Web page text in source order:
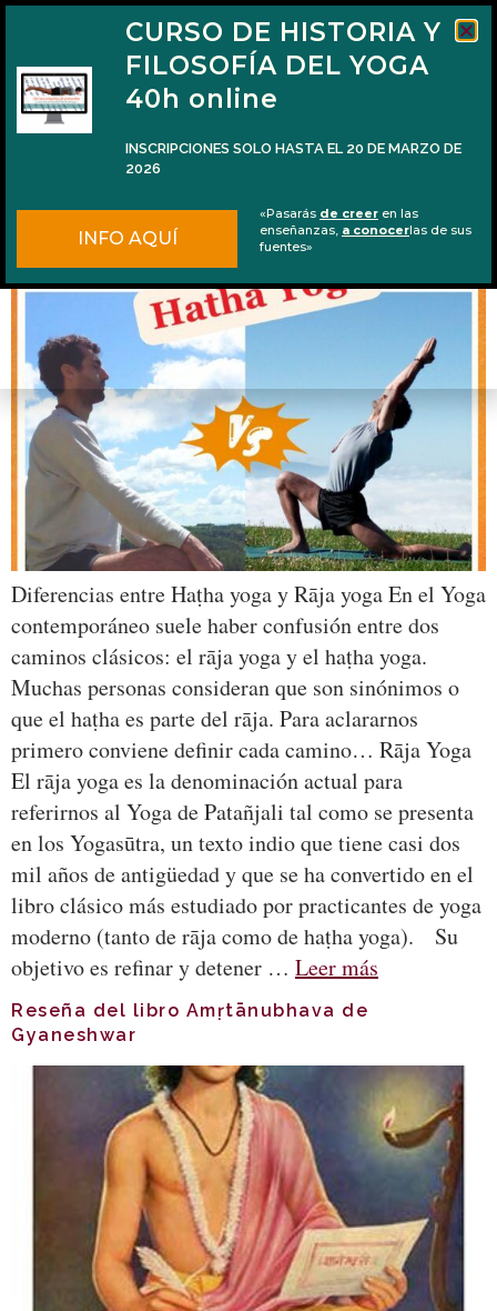
Diferencias entre Haṭha yoga y Rāja yoga
Diferencias entre Haṭha yoga y Rāja yoga En el Yoga
contemporáneo suele haber confusión entre dos
caminos clásicos: el rāja yoga y el haṭha yoga.
Muchas personas consideran que son sinónimos o
que el haṭha es parte del rāja. Para aclararnos
primero conviene definir cada camino… Rāja Yoga
El rāja yoga es la denominación actual para
referirnos al Yoga de Patañjali tal como se presenta
en los Yogasūtra, un texto indio que tiene casi dos
mil años de antigüedad y que se ha convertido en el
libro clásico más estudiado por practicantes de yoga
moderno (tanto de rāja como de haṭha yoga). Su
objetivo es refinar y detener … Leer más
Reseña del libro Amṛtānubhava de
Gyaneshwar
CURSO DE HISTORIA Y
FILOSOFÍA DEL YOGA
40h online
INSCRIPCIONES SOLO HASTA EL 20 DE MARZO DE
2026
INFO AQUÍ
«Pasarás de creer en las
enseñanzas, a conocerlas de sus
fuentes»